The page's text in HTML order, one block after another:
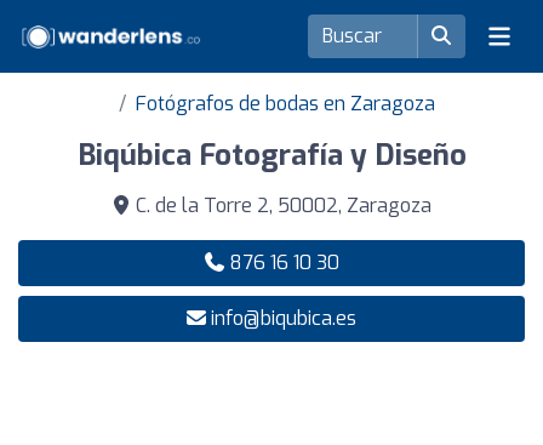
Fotógrafos de bodas en Zaragoza
Biqúbica Fotografía y Diseño
C. de la Torre 2, 50002, Zaragoza
876 16 10 30
info@biqubica.es